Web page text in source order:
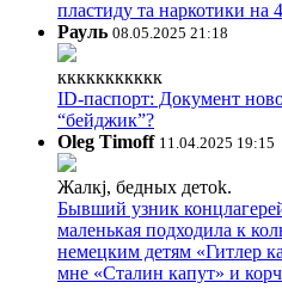
пластиду та наркотики на
Рауль 08.05.2025 21:18
ккккккккккк
ID-паспорт: Документ
“бейджик”?
Oleg Timoff 11.04.2025 19:15
Жалкj, бедных детok.
Бывший узник
маленькая подходила к
немецким детям «Гитлер
мне «Сталин капут» и